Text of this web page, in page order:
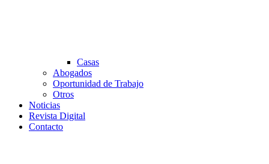
Casas
Abogados
Oportunidad de Trabajo
Otros
Noticias
Revista Digital
Contacto